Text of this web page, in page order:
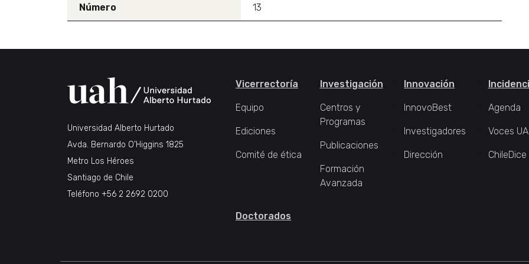
Número 13
Universidad Alberto Hurtado
Avda. Bernardo O’Higgins 1825
Metro Los Héroes
Santiago de Chile
Teléfono +56 2 2692 0200
Vicerrectoría
Equipo
Ediciones
Comité de ética
Investigación
Centros y
Programas
Publicaciones
Formación
Avanzada
Innovación
InnovoBest
Investigadores
Dirección
Agenda
Voces
ChileDice
Doctorados